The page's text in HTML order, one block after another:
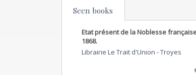
Seen books
Etat présent de la Noblesse
1868.
Librairie Le Trait d'Union -Troyes